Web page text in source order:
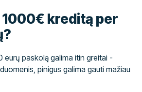
kreditą per
eurų paskolą galima itin greitai -
pinigus galima gauti mažiau